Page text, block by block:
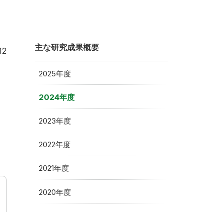
2025年2月12日
主な研究成果概要
2025年度
2024年度
2023年度
2022年度
2021年度
2020年度